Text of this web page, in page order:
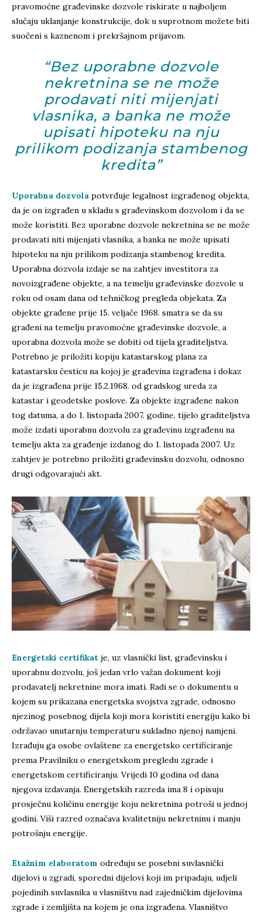
pravomoćne građevinske dozvole riskirate u najboljem
slučaju uklanjanje konstrukcije, dok u suprotnom možete biti
suočeni s kaznenom i prekršajnom prijavom.
“Bez uporabne dozvole
nekretnina se ne može
prodavati niti mijenjati
vlasnika, a banka ne može
upisati hipoteku na nju
prilikom podizanja stambenog
kredita”
Uporabna dozvola potvrđuje legalnost izgrađenog objekta,
da je on izgrađen u skladu s građevinskom dozvolom i da se
može koristiti. Bez uporabne dozvole nekretnina se ne može
prodavati niti mijenjati vlasnika, a banka ne može upisati
hipoteku na nju prilikom podizanja stambenog kredita.
Uporabna dozvola izdaje se na zahtjev investitora za
novoizgrađene objekte, a na temelju građevinske dozvole u
roku od osam dana od tehničkog pregleda objekata. Za
objekte građene prije 15. veljače 1968. smatra se da su
građeni na temelju pravomoćne građevinske dozvole, a
uporabna dozvola može se dobiti od tijela graditeljstva.
Potrebno je priložiti kopiju katastarskog plana za
katastarsku česticu na kojoj je građevina izgrađena i dokaz
da je izgrađena prije 15.2.1968. od gradskog ureda za
katastar i geodetske poslove. Za objekte izgrađene nakon
tog datuma, a do 1. listopada 2007. godine, tijelo graditeljstva
može izdati uporabnu dozvolu za građevinu izgrađenu na
temelju akta za građenje izdanog do 1. listopada 2007. Uz
zahtjev je potrebno priložiti građevinsku dozvolu, odnosno
drugi odgovarajući akt.
Energetski certifikat je, uz vlasnički list, građevinsku i
uporabnu dozvolu, još jedan vrlo važan dokument koji
prodavatelj nekretnine mora imati. Radi se o dokumentu u
kojem su prikazana energetska svojstva zgrade, odnosno
njezinog posebnog dijela koji mora koristiti energiju kako bi
održavao unutarnju temperaturu sukladno njenoj namjeni.
Izrađuju ga osobe ovlaštene za energetsko certificiranje
prema Pravilniku o energetskom pregledu zgrade i
energetskom certificiranju. Vrijedi 10 godina od dana
njegova izdavanja. Energetskih razreda ima 8 i opisuju
prosječnu količinu energije koju nekretnina potroši u jednoj
godini. Viši razred označava kvalitetniju nekretninu i manju
potrošnju energije.
Etažnim elaboratom određuju se posebni suvlasnički
dijelovi u zgradi, sporedni dijelovi koji im pripadaju, udjeli
pojedinih suvlasnika u vlasništvu nad zajedničkim dijelovima
zgrade i zemljišta na kojem je ona izgrađena. Vlasništvo